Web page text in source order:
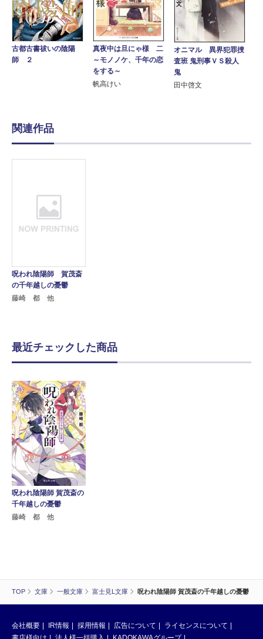
TOP 文庫 一般文庫 富士見L文庫 呪われ陰陽師 賀茂斎の千年越しの憂鬱
古都古書祓いの陰陽
師 ２
真夜中は旦にゃ様 二
～モノノケ、千年の恋
をする～
帆高けい
オニマル 異界犯罪捜
査班 鬼刑事ＶＳ殺人
鬼
田中啓文
関連作品
呪われ陰陽師 賀茂斎
の千年越しの憂鬱
藤崎 都 他
最近チェックした商品
呪われ陰陽師 賀茂斎の
千年越しの憂鬱
藤崎 都 他
会社概要 IR情報 採用情報 広告について
ライセンスについて